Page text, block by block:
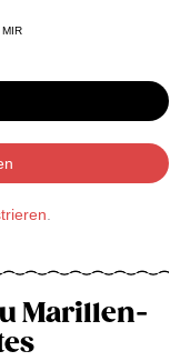
Marillen-